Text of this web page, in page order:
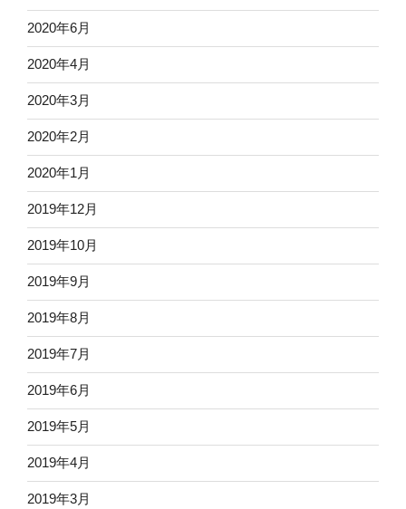
2020年6月
2020年4月
2020年3月
2020年2月
2020年1月
2019年12月
2019年10月
2019年9月
2019年8月
2019年7月
2019年6月
2019年5月
2019年4月
2019年3月